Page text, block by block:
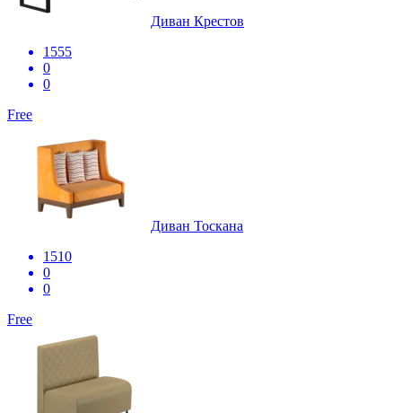
Диван Крестов
1555
0
0
Free
Диван Тоскана
1510
0
0
Free